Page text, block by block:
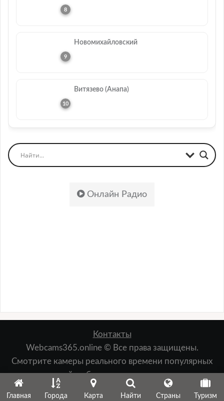
Новомихайловский
Витязево (Анапа)
Онлайн Радио
Контакты
Webcams365.online © Все права защищены.
Смотрите камеры реального времени популярных
мест: пляжей, набережных, лыжных курортов,
зданий, природы и т.д.
Главная Города Карта Найти Страны Туризм